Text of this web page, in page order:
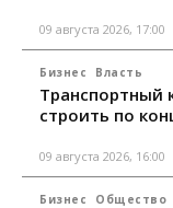
09 августа 2026, 17:00
Бизнес Власть
Транспортный
строить по
09 августа 2026, 16:00
Бизнес Общество